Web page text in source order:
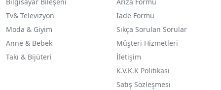
Tv& Televizyon
Moda & Giyim
Anne & Bebek
Takı & Bijüteri
İade Formu
Sıkça Sorulan Sorular
Müşteri Hizmetleri
İletişim
K.V.K.K Politikası
Satış Sözleşmesi